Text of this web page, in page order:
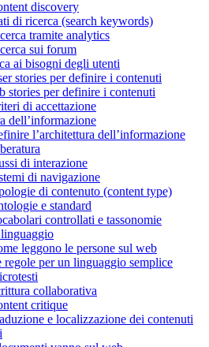
discovery
di ricerca (search keywords)
tramite analytics
sui forum
ai bisogni degli utenti
stories per definire i contenuti
stories per definire i contenuti
di accettazione
dell’informazione
l’architettura dell’informazione
di interazione
di navigazione
di contenuto (content type)
e standard
controllati e tassonomie
leggono le persone sul web
regole per un linguaggio semplice
collaborativa
critique
e localizzazione dei contenuti